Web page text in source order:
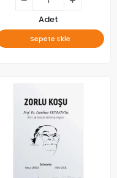
Adet
Sepete Ekle